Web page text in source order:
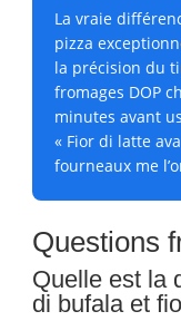
La vraie
pizza
la précision du
fromages DOP
minutes avant
« Fior di latte
fourneaux me
Questions
Quelle est la
di bufala et